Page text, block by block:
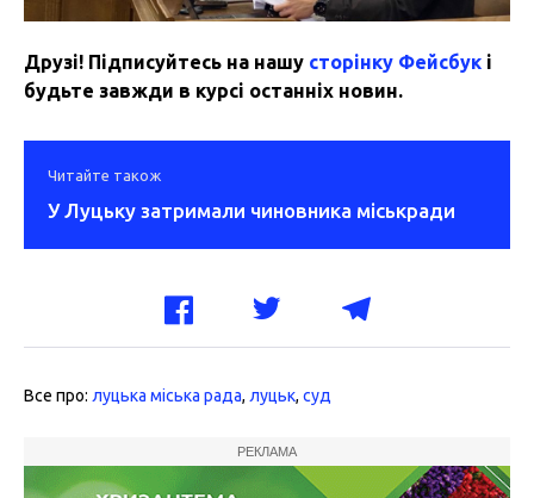
Друзі! Підписуйтесь на нашу сторінку Фейсбук і
будьте завжди в курсі останніх новин.
Читайте також
У Луцьку затримали чиновника міськради
Все про: луцька міська рада, луцьк, суд
РЕКЛАМА